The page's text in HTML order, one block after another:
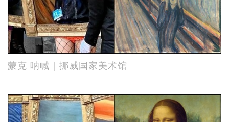
蒙克 呐喊｜挪威国家美术馆